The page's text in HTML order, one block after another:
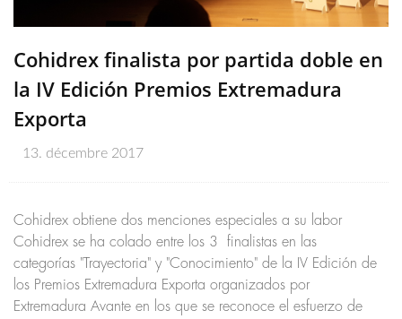
Cohidrex finalista por partida doble en
la IV Edición Premios Extremadura
Exporta
13. décembre 2017
Cohidrex obtiene dos menciones especiales a su labor
Cohidrex se ha colado entre los 3 finalistas en las
categorías "Trayectoria" y "Conocimiento" de la IV Edición de
los Premios Extremadura Exporta organizados por
Extremadura Avante en los que se reconoce el esfuerzo de